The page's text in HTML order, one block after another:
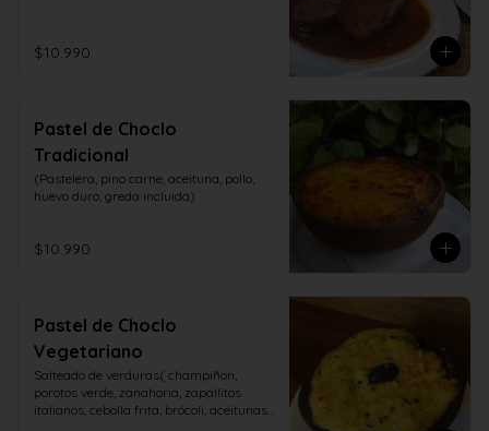
$10.990
Pastel de Choclo
Tradicional
(Pastelera, pino carne, aceituna, pollo,
huevo duro, greda incluida)
$10.990
Pastel de Choclo
Vegetariano
Salteado de verduras( champiñon,
porotos verde, zanahoria, zapallitos
italianos, cebolla frita, brócoli, aceitunas,